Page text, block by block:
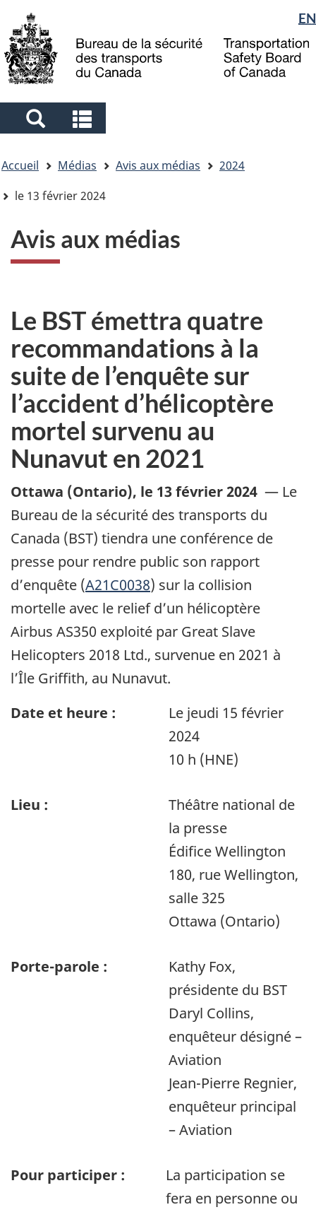
to
main
to
"About
government"
à
la
Sélection
de
la
langue
EN
Search
and
menus
and
menus
êtes
ici
Accueil Médias Avis aux médias
2024
le 13 février 2024
Avis aux médias
Le BST émettra quatre
recommandations à la
suite de l’enquête sur
l’accident d’hélicoptère
mortel survenu au
Nunavut en 2021
Ottawa (Ontario), le 13 février 2024 — Le
Bureau de la sécurité des transports du
Canada (BST) tiendra une conférence de
presse pour rendre public son rapport
d’enquête (A21C0038) sur la collision
mortelle avec le relief d’un hélicoptère
Airbus AS350 exploité par Great Slave
Helicopters 2018 Ltd., survenue en 2021 à
l’Île Griffith, au Nunavut.
Date et heure :
Le jeudi 15 février
2024
10 h (HNE)
Lieu :
Théâtre national de
la presse
Édifice Wellington
180, rue Wellington,
salle 325
Ottawa (Ontario)
Porte-parole :
Kathy Fox,
présidente du BST
Daryl Collins,
enquêteur désigné –
Aviation
Jean-Pierre Regnier,
enquêteur principal
– Aviation
Pour participer :
La participation se
fera en personne ou